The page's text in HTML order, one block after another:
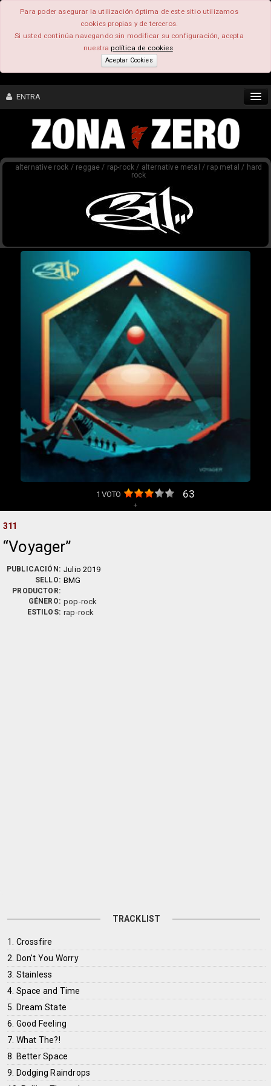
Para poder asegurar la utilización óptima de este sitio utilizamos
cookies propias y de terceros.
Si usted continúa navegando sin modificar su configuración, acepta
nuestrapolítica de cookies.
Aceptar Cookies
ENTRA
CONTENIDO
alternative rock / reggae / rap-rock / alternative metal / rap metal / hard
rock
1 VOTO 63
+
311
Voyager
PUBLICACIÓN: Julio 2019
SELLO: BMG
PRODUCTOR:
GÉNERO: pop-rock
ESTILOS: rap-rock
TRACKLIST
1. Crossfire
2. Don't You Worry
3. Stainless
4. Space and Time
5. Dream State
6. Good Feeling
7. What The?!
8. Better Space
9. Dodging Raindrops